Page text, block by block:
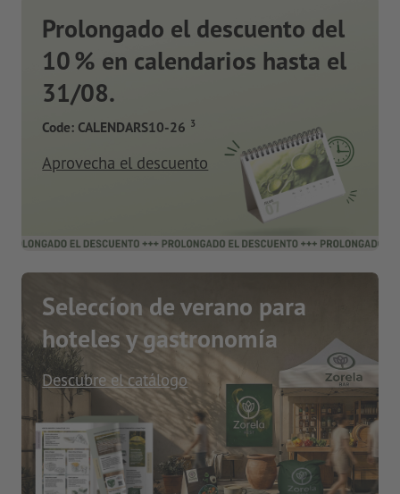
Prolongado el descuento del
10 % en calendarios hasta el
31/08.
Code: CALENDARS10-26 3
Aprovecha el descuento
Seleccíon de verano para
hoteles y gastronomía
Descubre el catálogo